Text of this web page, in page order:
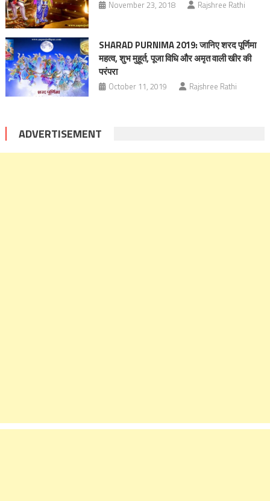
November 23, 2018 Rajshree Rathi
SHARAD PURNIMA 2019: जानिए शरद पूर्णिमा
महत्‍व, शुभ मुहूर्त, पूजा विधि और अमृत वाली खीर की
परंपरा
October 11, 2019 Rajshree Rathi
ADVERTISEMENT